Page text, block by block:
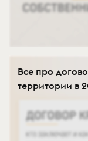
Все про
территории в